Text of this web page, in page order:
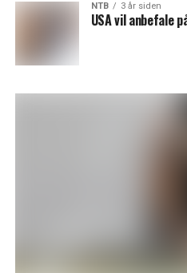
NTB 3 år siden
USA vil anbefale